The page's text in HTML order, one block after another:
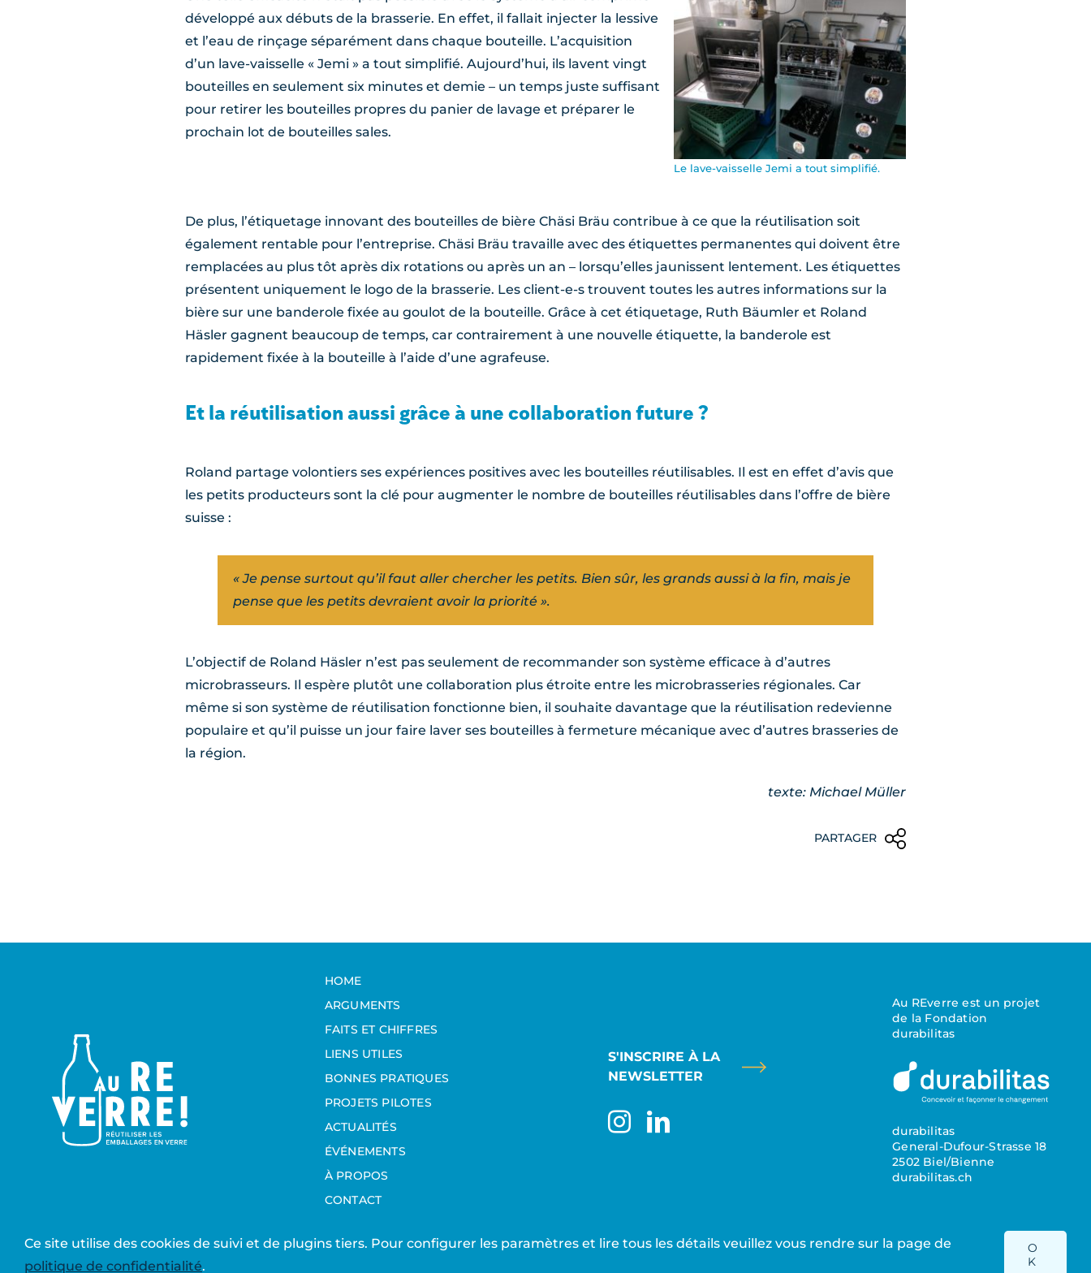
développé aux débuts de la brasserie. En effet, il fallait injecter la lessive
et l’eau de rinçage séparément dans chaque bouteille. L’acquisition
d’un lave-vaisselle « Jemi » a tout simplifié. Aujourd’hui, ils lavent vingt
bouteilles en seulement six minutes et demie – un temps juste suffisant
pour retirer les bouteilles propres du panier de lavage et préparer le
prochain lot de bouteilles sales.
Le lave-vaisselle Jemi a tout simplifié.
De plus, l’étiquetage innovant des bouteilles de bière Chäsi Bräu contribue à ce que la réutilisation soit
également rentable pour l’entreprise. Chäsi Bräu travaille avec des étiquettes permanentes qui doivent être
remplacées au plus tôt après dix rotations ou après un an – lorsqu’elles jaunissent lentement. Les étiquettes
présentent uniquement le logo de la brasserie. Les client-e-s trouvent toutes les autres informations sur la
bière sur une banderole fixée au goulot de la bouteille. Grâce à cet étiquetage, Ruth Bäumler et Roland
Häsler gagnent beaucoup de temps, car contrairement à une nouvelle étiquette, la banderole est
rapidement fixée à la bouteille à l’aide d’une agrafeuse.
Et la réutilisation aussi grâce à une collaboration future ?
Roland partage volontiers ses expériences positives avec les bouteilles réutilisables. Il est en effet d’avis que
les petits producteurs sont la clé pour augmenter le nombre de bouteilles réutilisables dans l’offre de bière
suisse :
« Je pense surtout qu’il faut aller chercher les petits. Bien sûr, les grands aussi à la fin, mais je
pense que les petits devraient avoir la priorité ».
L’objectif de Roland Häsler n’est pas seulement de recommander son système efficace à d’autres
microbrasseurs. Il espère plutôt une collaboration plus étroite entre les microbrasseries régionales. Car
même si son système de réutilisation fonctionne bien, il souhaite davantage que la réutilisation redevienne
populaire et qu’il puisse un jour faire laver ses bouteilles à fermeture mécanique avec d’autres brasseries de
la région.
texte: Michael Müller
PARTAGER
HOME
ARGUMENTS
FAITS ET CHIFFRES
LIENS UTILES
BONNES PRATIQUES
PROJETS PILOTES
ACTUALITÉS
ÉVÉNEMENTS
À PROPOS
CONTACT
S'INSCRIRE À LA
NEWSLETTER
Au REverre est un projet
de la Fondation
durabilitas
durabilitas
General-Dufour-Strasse 18
2502 Biel/Bienne
durabilitas.ch
© 2026 Aureverre | site réalisé par Studio Tilt Politique de confidentialité|mentions légales
Ce site utilise des cookies de suivi et de plugins tiers. Pour configurer les paramètres et lire tous les détails veuillez vous rendre sur la page de
politique de confidentialité.
O
K